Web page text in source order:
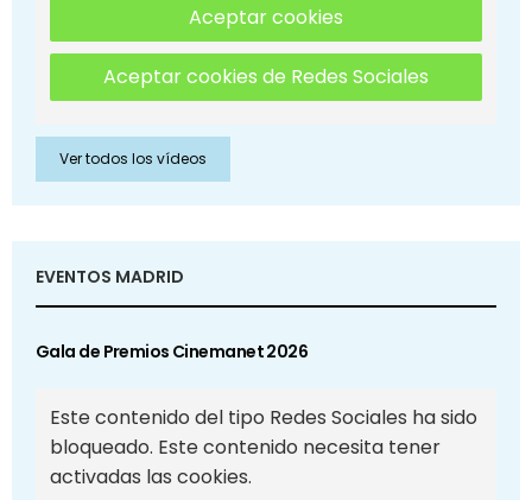
Aceptar cookies
Aceptar cookies de Redes Sociales
Ver todos los vídeos
EVENTOS MADRID
Gala de Premios Cinemanet 2026
Este contenido del tipo Redes Sociales ha sido
bloqueado. Este contenido necesita tener
activadas las cookies.